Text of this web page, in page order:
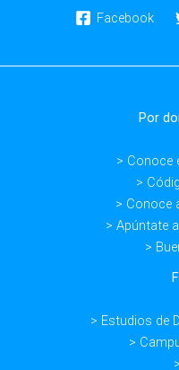
Facebook
Por
> Conoce
>
> Conoce
> Apúntate
>
> Estudios de
>